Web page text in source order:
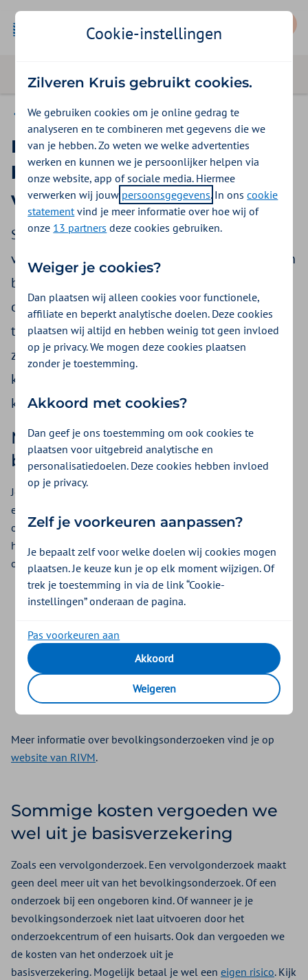
Vergoedingen
Krijg ik mijn
bevolkingsonderzoek
vergoed?
Soms krijg je een oproep van het Rijksinstituut
voor Volksgezondheid en Milieu (RIVM) voor een
bevolkingsonderzoek. Dit onderzoek kan helpen
om ziektes bij jou of je (ongeboren) kind vroeg
te ontdekken. Soms kan het zelfs helpen om
ziektes te voorkomen. Je wilt weten of je de
kosten van een bevolkingsonderzoek vergoed
krijgt.
Meestal betaalt de regering je
bevolkingsonderzoek
Je krijgt een uitnodiging van het RIVM om mee te doen aan
een onderzoek. Dit onderzoek wordt gedaan via een
onderzoekscentrum of je eigen huisarts. De regering betaalt
het onderzoek. Het gaat dan bijvoorbeeld om de volgende
onderzoeken:
Bevolkingsonderzoek baarmoederhalskanker door je
Bevolkingsonderzoek darmkanker (opsturen zelftest)
Bevolkingsonderzoek borstkanker (mammografie)
Bloedonderzoek zwangeren
Gehoortest bij pasgeborenen
Hielprik
Meer informatie over bevolkingsonderzoeken vind je op
website van RIVM.
Sommige kosten vergoeden we
wel uit je basisverzekering
Zoals een vervolgonderzoek. Een vervolgonderzoek maakt
geen deel meer uit van het bevolkingsonderzoek. Of een
onderzoek bij een ongeboren kind. Of wanneer je je
bevolkingsonderzoek niet laat uitvoeren door het
onderzoekcentrum of een huisarts. Ook dan vergoeden we
de kosten van het onderzoek uit je
basisverzekering. Mogelijk betaal je wel een eigen risico. Kijk
Cookie-instellingen
Zilveren Kruis gebruikt cookies.
We gebruiken cookies om je online gedrag te
analyseren en te combineren met gegevens die we
van je hebben. Zo weten we welke advertenties
werken en kunnen we je persoonlijker helpen via
onze website, app of sociale media. Hiermee
verwerken wij jouw persoonsgegevens. In onscookie
statementvind je meer informatie over hoe wij of
onze 13 partners deze cookies gebruiken.
Weiger je cookies?
Dan plaatsen wij alleen cookies voor functionele,
affiliate en beperkt analytische doelen. Deze cookies
plaatsen wij altijd en hebben weinig tot geen invloed
op je privacy. We mogen deze cookies plaatsen
zonder je toestemming.
Akkoord met cookies?
Dan geef je ons toestemming om ook cookies te
plaatsen voor uitgebreid analytische en
personalisatiedoelen. Deze cookies hebben invloed
op je privacy.
Zelf je voorkeuren aanpassen?
Je bepaalt zelf voor welke doelen wij cookies mogen
plaatsen. Je keuze kun je op elk moment wijzigen. Of
trek je toestemming in via de link “Cookie-
instellingen” onderaan de pagina.
Pas voorkeuren aan
Akkoord
Weigeren